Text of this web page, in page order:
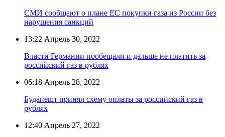
СМИ сообщают о плане ЕС покупки газа из России без
нарушения санкций
13:22 Апрель 30, 2022
Власти Германии пообещали и дальше не платить за
российский газ в рублях
06:18 Апрель 28, 2022
Будапешт принял схему оплаты за российский газ в
рублях
12:40 Апрель 27, 2022